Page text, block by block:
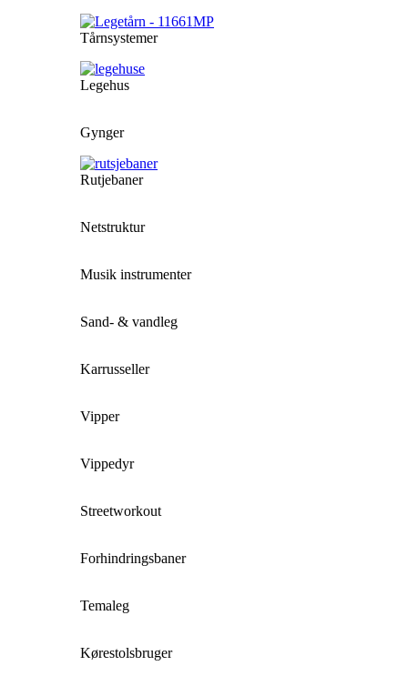
Tårnsystemer
Legehus
Gynger
Rutjebaner
Netstruktur
Musik instrumenter
Sand- & vandleg
Karrusseller
Vipper
Vippedyr
Streetworkout
Forhindringsbaner
Temaleg
Kørestolsbruger